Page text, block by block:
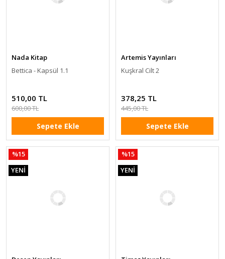
Nada Kitap
Bettica - Kapsül 1.1
510,00 TL
600,00 TL
Sepete Ekle
Artemis Yayınları
Kuşkral Cilt 2
378,25 TL
445,00 TL
Sepete Ekle
%15
YENİ
%15
YENİ